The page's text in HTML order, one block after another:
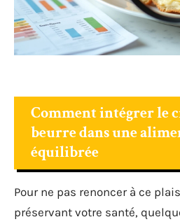
Comment intégrer le
beurre dans une
équilibrée
Pour ne pas renoncer à ce
préservant votre santé,